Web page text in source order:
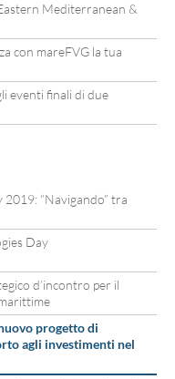
Mediterranean &
con mareFVG la tua
eventi finali di due
“Navigando” tra
Day
d’incontro per il
progetto di
agli investimenti nel